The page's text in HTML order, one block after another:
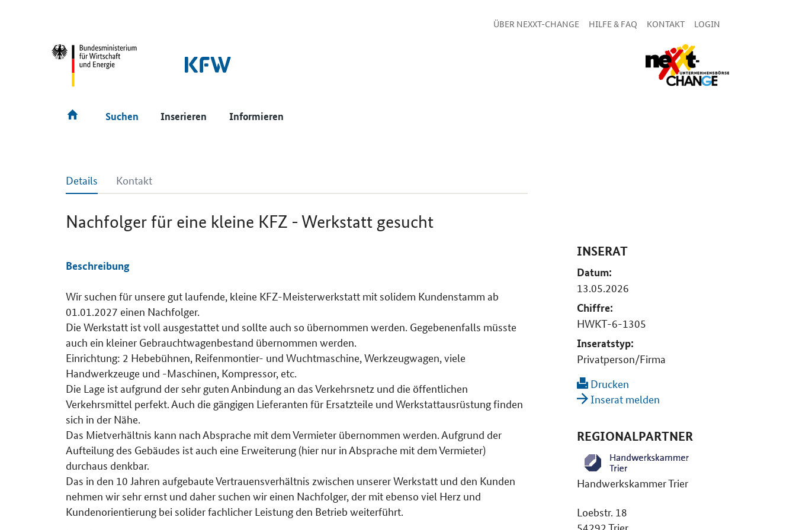
ÜBER NEXXT-CHANGE HILFE & FAQ KONTAKT LOGIN
Suchen Inserieren Informieren
Details Kontakt
Nachfolger für eine kleine KFZ - Werkstatt gesucht
Details
Beschreibung
Wir suchen für unsere gut laufende, kleine KFZ-Meisterwerkstatt mit solidem Kundenstamm ab
01.01.2027 einen Nachfolger.
Die Werkstatt ist voll ausgestattet und sollte auch so übernommen werden. Gegebenenfalls müsste
auch ein kleiner Gebrauchtwagenbestand übernommen werden.
Einrichtung: 2 Hebebühnen, Reifenmontier- und Wuchtmaschine, Werkzeugwagen, viele
Handwerkzeuge und -Maschinen, Kompressor, etc.
Die Lage ist aufgrund der sehr guten Anbindung an das Verkehrsnetz und die öffentlichen
Verkehrsmittel perfekt. Auch die gängigen Lieferanten für Ersatzteile und Werkstattausrüstung finden
sich in der Nähe.
Das Mietverhältnis kann nach Absprache mit dem Vermieter übernommen werden. Aufgrund der
Aufteilung des Gebäudes ist auch eine Erweiterung (hier nur in Absprache mit dem Vermieter)
durchaus denkbar.
Das in den 10 Jahren aufgebaute Vertrauensverhältnis zwischen unserer Werkstatt und den Kunden
nehmen wir sehr ernst und daher suchen wir einen Nachfolger, der mit ebenso viel Herz und
Kundenorientierung bei solider fachlicher Leistung den Betrieb weiterführt.
INSERAT
Datum:
13.05.2026
Chiffre:
HWKT-6-1305
Inseratstyp:
Privatperson/Firma
Drucken
Inserat melden
REGIONALPARTNER
Handwerkskammer Trier
Loebstr. 18